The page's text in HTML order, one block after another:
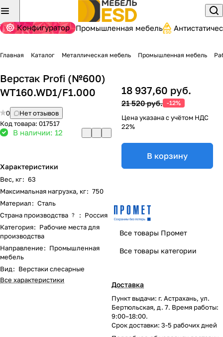
Конфигуратор Промышленная мебель
Главная Каталог Металлическая мебель Промышленная мебель
Верстак Profi (№600)
WT160.WD1/F1.000
0
Нет отзывов
Код товара: 017517
В наличии: 12
Характеристики
Вес, кг: 63
Максимальная нагрузка, кг: 750
Материал: Сталь
Страна производства ? : Россия
Категория: Рабочие места для
производства
Направление: Промышленная
мебель
Вид: Верстаки слесарные
Все характеристики
18 937,60 руб.
21 520 руб. -12%
Цена указана с учётом НДС
22%
В корзину
Все товары Промет
Все товары категории
Доставка
Пункт выдачи: г. Астрахань, ул.
Бертюльская, д. 7. Время работы:
9:00–18:00.
Срок доставки: 3-5 рабочих дней